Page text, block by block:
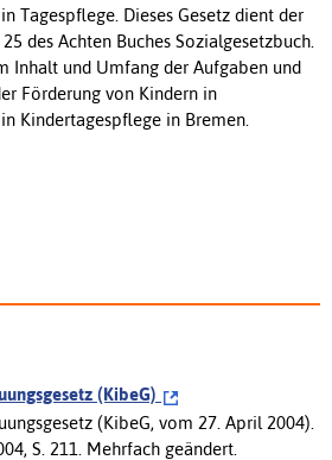
Tagespflege. Dieses Gesetz dient der
des Achten Buches Sozialgesetzbuch.
Inhalt und Umfang der Aufgaben und
Förderung von Kindern in
Kindertagespflege in Bremen.
(KibeG)
(KibeG, vom 27. April 2004).
S. 211. Mehrfach geändert.